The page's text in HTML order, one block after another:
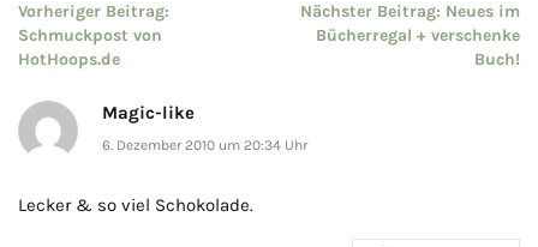
Beitragsnavigation
Vorheriger Beitrag:
Schmuckpost von
HotHoops.de
Nächster Beitrag: Neues im
Bücherregal + verschenke
Buch!
Magic-like
6. Dezember 2010 um 20:34 Uhr
Lecker & so viel Schokolade.